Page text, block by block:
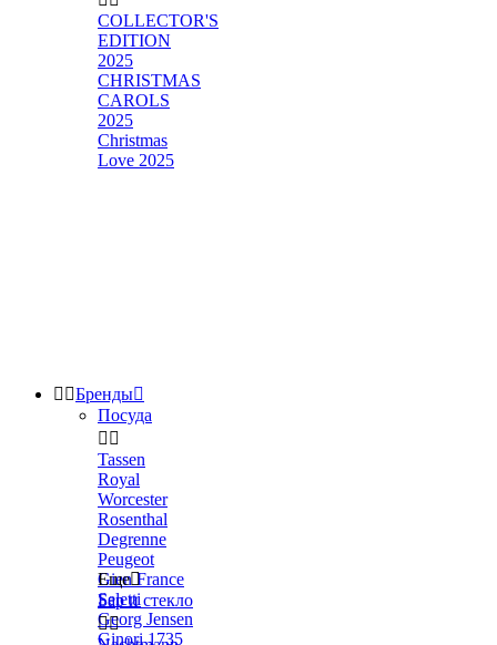
COLLECTOR'S
EDITION
2025
CHRISTMAS
CAROLS
2025
Christmas
Love 2025
 Бренды
Посуда
 
Tassen
Royal
Worcester
Rosenthal
Degrenne
Peugeot
Gien France
Seletti
Georg Jensen
Ginori 1735
Еще
Бар и стекло
